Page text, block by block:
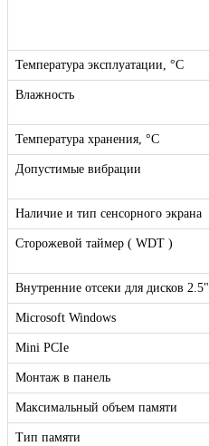
Температура эксплуатации, °C
Влажность
Температура хранения, °C
Допустимые вибрации
Наличие и тип сенсорного экрана
Сторожевой таймер ( WDT )
Внутренние отсеки для дисков 2.5"
Microsoft Windows
Mini PCIe
Монтаж в панель
Максимальный объем памяти
Тип памяти